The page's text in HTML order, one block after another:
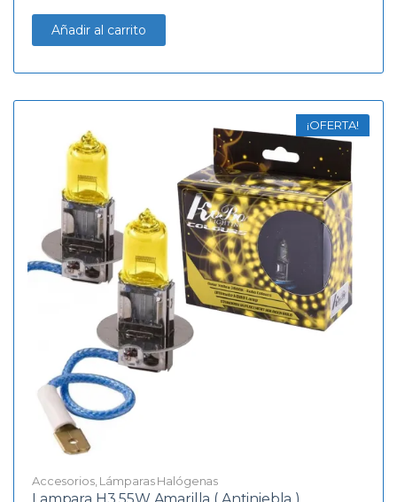
Añadir al carrito
¡OFERTA!
Accesorios,Lámparas Halógenas